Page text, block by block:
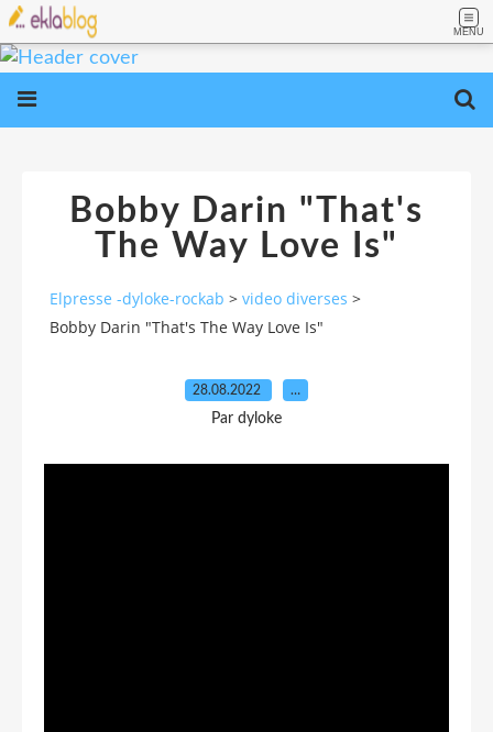
MENU
Bobby Darin "That's
The Way Love Is"
Elpresse -dyloke-rockab > video diverses >
Bobby Darin "That's The Way Love Is"
28.08.2022 …
Par dyloke